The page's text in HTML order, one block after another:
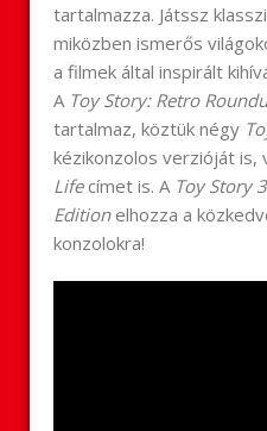
tartalmazza. Játssz
miközben ismerős
a filmek által inspirált
A Toy Story: Retro
tartalmaz, köztük négy
kézikonzolos verzióját is,
Lifecímet is. A Toy Story
Editionelhozza a
konzolokra!